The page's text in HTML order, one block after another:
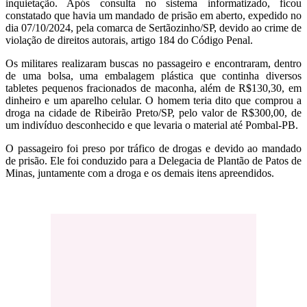
inquietação. Após consulta no sistema informatizado, ficou
constatado que havia um mandado de prisão em aberto, expedido no
dia 07/10/2024, pela comarca de Sertãozinho/SP, devido ao crime de
violação de direitos autorais, artigo 184 do Código Penal.
Os militares realizaram buscas no passageiro e encontraram, dentro
de uma bolsa, uma embalagem plástica que continha diversos
tabletes pequenos fracionados de maconha, além de R$130,30, em
dinheiro e um aparelho celular. O homem teria dito que comprou a
droga na cidade de Ribeirão Preto/SP, pelo valor de R$300,00, de
um indivíduo desconhecido e que levaria o material até Pombal-PB.
O passageiro foi preso por tráfico de drogas e devido ao mandado
de prisão. Ele foi conduzido para a Delegacia de Plantão de Patos de
Minas, juntamente com a droga e os demais itens apreendidos.